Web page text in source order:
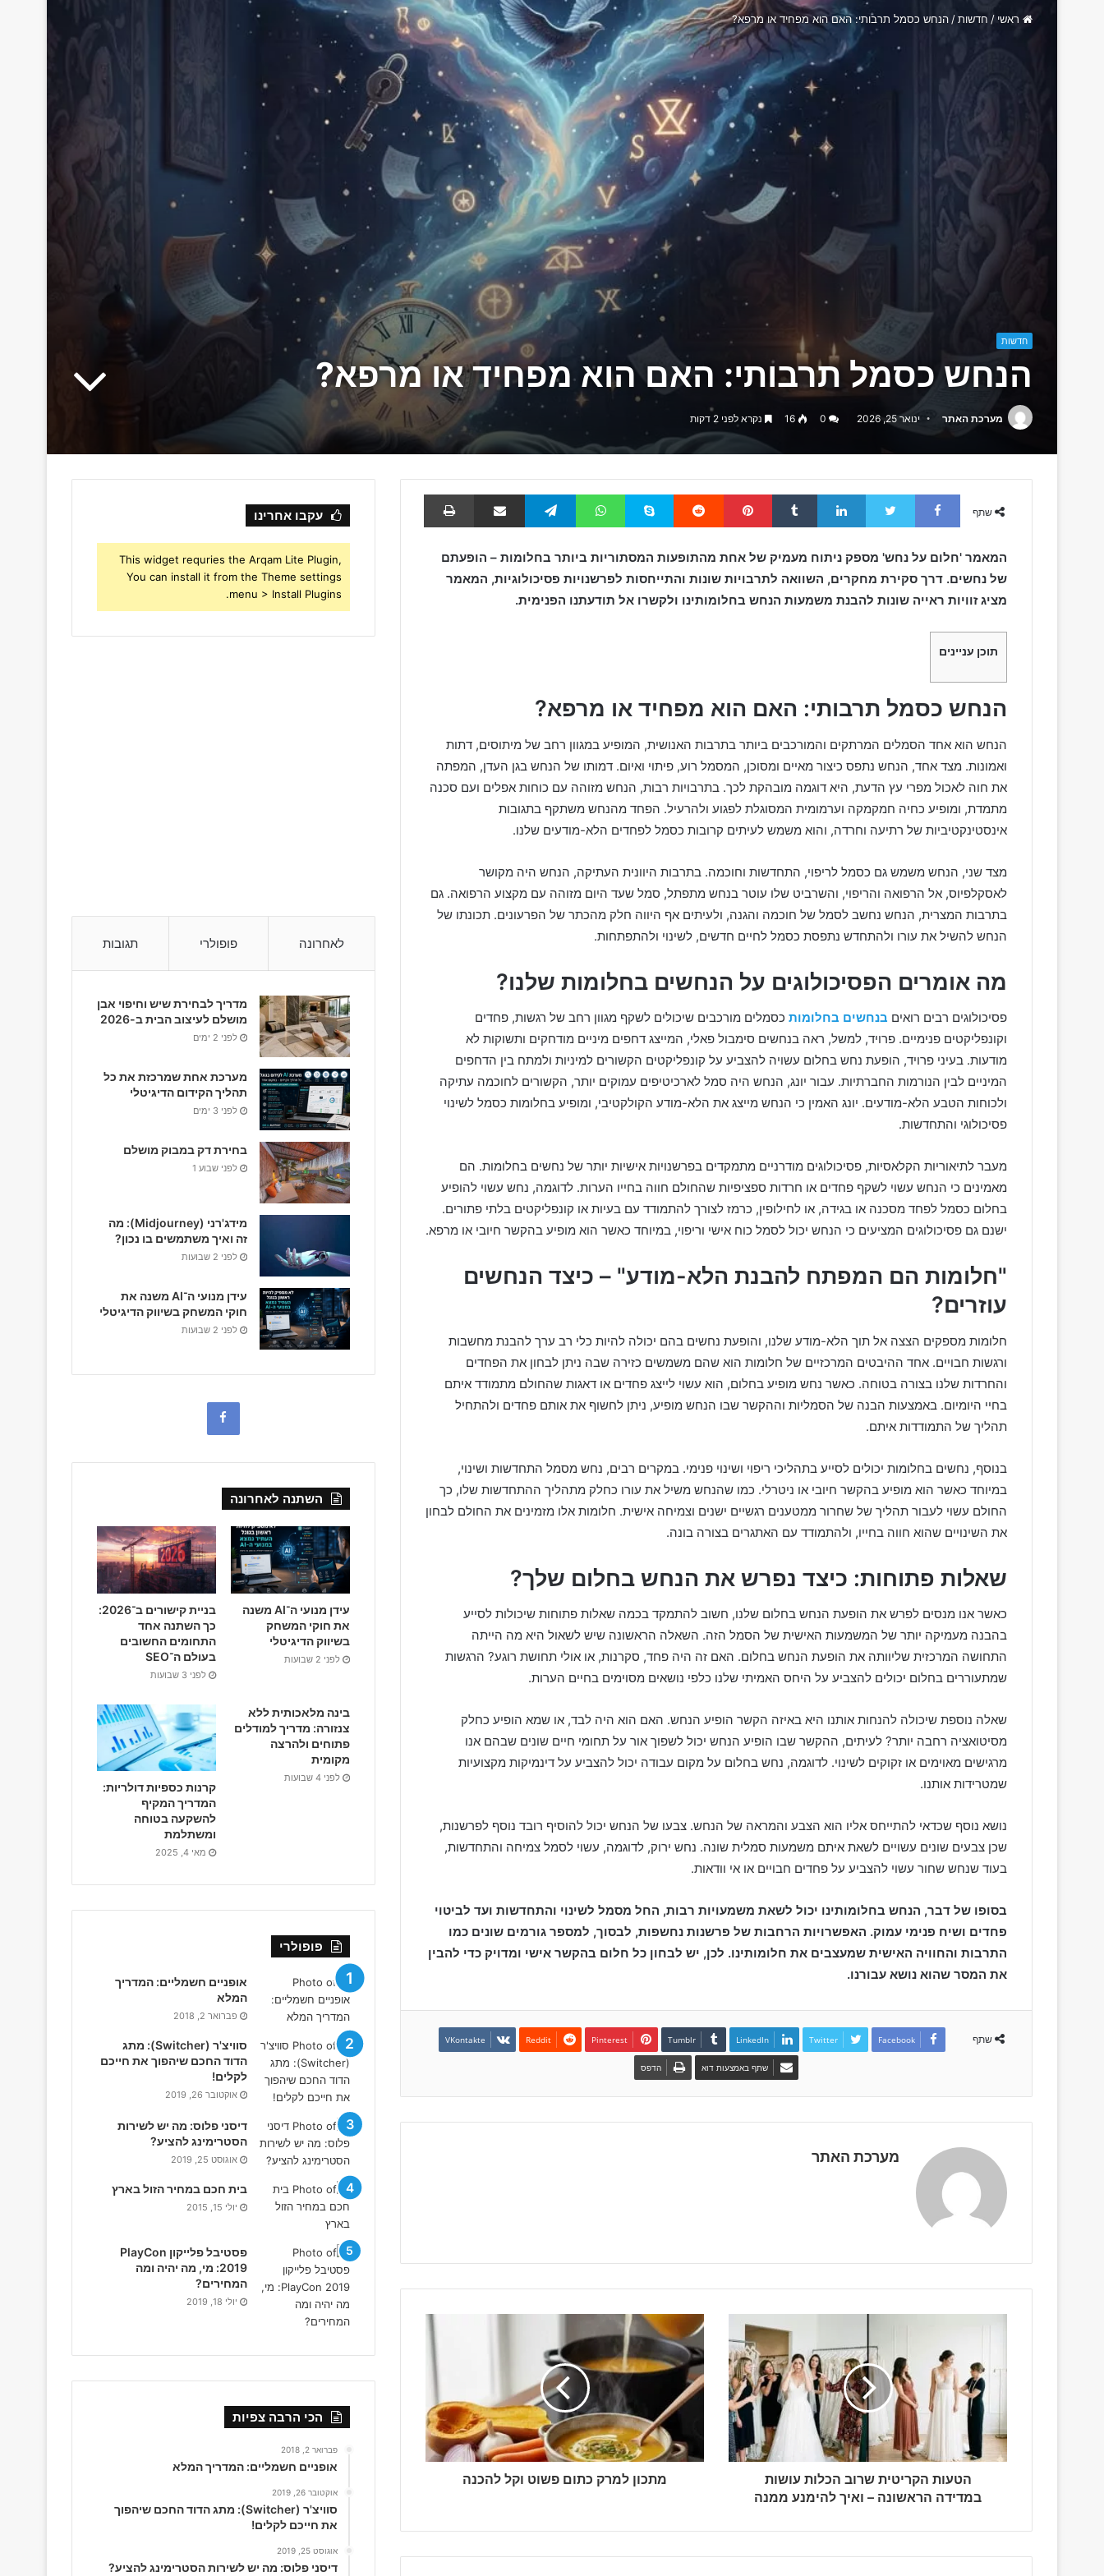
ראשי / חדשות/ הנחש כסמל תרבותי: האם הוא מפחיד או מרפא?
חדשות
הנחש כסמל תרבותי: האם הוא מפחיד או מרפא?
מערכת האתר ינואר 25, 2026 0
16 נקרא לפני 2 דקות
שתף
Facebook
Twitter
LinkedIn
Tumblr
Pinterest
Reddit
Skype
WhatsApp
Telegram שתף באמצעות דוא
המאמר 'חלום על נחש' מספק ניתוח מעמיק של אחת מהתופעות המסתוריות ביותר בחלומות – הופעתם
של נחשים. דרך סקירת מחקרים, השוואה לתרבויות שונות והתייחסות לפרשנויות פסיכולוגיות, המאמר
מציג זוויות ראייה שונות להבנת משמעות הנחש בחלומותינו ולקשרו אל תודעתנו הפנימית.
תוכן עניינים
הנחש כסמל תרבותי: האם הוא מפחיד או מרפא?
הנחש הוא אחד הסמלים המרתקים והמורכבים ביותר בתרבות האנושית, המופיע במגוון רחב של מיתוסים, דתות
ואמונות. מצד אחד, הנחש נתפס כיצור מאיים ומסוכן, המסמל רוע, פיתוי ואיום. דמותו של הנחש בגן העדן, המפתה
את חוה לאכול מפרי עץ הדעת, היא דוגמה מובהקת לכך. בתרבויות רבות, הנחש מזוהה עם כוחות אפלים ועם סכנה
מתמדת, ומופיע כחיה חמקמקה וערמומית המסוגלת לפגוע ולהרעיל. הפחד מהנחש משתקף בתגובות
אינסטינקטיביות של רתיעה וחרדה, והוא משמש לעיתים קרובות כסמל לפחדים הלא-מודעים שלנו.
מצד שני, הנחש משמש גם כסמל לריפוי, התחדשות וחוכמה. בתרבות היוונית העתיקה, הנחש היה מקושר
לאסקלפיוס, אל הרפואה והריפוי, והשרביט שלו עוטר בנחש מתפתל, סמל שעד היום מזוהה עם מקצוע הרפואה. גם
בתרבות המצרית, הנחש נחשב לסמל של חוכמה והגנה, ולעיתים אף היווה חלק מהכתר של הפרעונים. תכונתו של
הנחש להשיל את עורו ולהתחדש נתפסת כסמל לחיים חדשים, לשינוי ולהתפתחות.
מה אומרים הפסיכולוגים על הנחשים בחלומות שלנו?
פסיכולוגים רבים רואים בנחשים בחלומות כסמלים מורכבים שיכולים לשקף מגוון רחב של רגשות, פחדים
וקונפליקטים פנימיים. פרויד, למשל, ראה בנחשים סימבול פאלי, המייצג דחפים מיניים מודחקים ותשוקות לא
מודעות. בעיני פרויד, הופעת נחש בחלום עשויה להצביע על קונפליקטים הקשורים למיניות ולמתח בין הדחפים
המיניים לבין הנורמות החברתיות. עבור יונג, הנחש היה סמל לארכיטיפים עמוקים יותר, הקשורים לחוכמה עתיקה
ולכוחות הטבע הלא-מודעים. יונג האמין כי הנחש מייצג את הלא-מודע הקולקטיבי, ומופיע בחלומות כסמל לשינוי
פסיכולוגי והתחדשות.
מעבר לתיאוריות הקלאסיות, פסיכולוגים מודרניים מתמקדים בפרשנויות אישיות יותר של נחשים בחלומות. הם
מאמינים כי הנחש עשוי לשקף פחדים או חרדות ספציפיות שהחולם חווה בחייו הערות. לדוגמה, נחש עשוי להופיע
בחלום כסמל לפחד מסכנה או בגידה, או לחילופין, כרמז לצורך להתמודד עם בעיות או קונפליקטים בלתי פתורים.
ישנם גם פסיכולוגים המציעים כי הנחש יכול לסמל כוח אישי וריפוי, במיוחד כאשר הוא מופיע בהקשר חיובי או מרפא.
"חלומות הם המפתח להבנת הלא-מודע" – כיצד הנחשים
עוזרים?
חלומות מספקים הצצה אל תוך הלא-מודע שלנו, והופעת נחשים בהם יכולה להיות כלי רב ערך להבנת מחשבות
ורגשות חבויים. אחד ההיבטים המרכזיים של חלומות הוא שהם משמשים כזירה שבה ניתן לבחון את הפחדים
והחרדות שלנו בצורה בטוחה. כאשר נחש מופיע בחלום, הוא עשוי לייצג פחדים או דאגות שהחולם מתמודד איתם
בחיי היומיום. באמצעות הבנה של הסמליות וההקשר שבו הנחש מופיע, ניתן לחשוף את אותם פחדים ולהתחיל
תהליך של התמודדות איתם.
בנוסף, נחשים בחלומות יכולים לסייע בתהליכי ריפוי ושינוי פנימי. במקרים רבים, נחש מסמל התחדשות ושינוי,
במיוחד כאשר הוא מופיע בהקשר חיובי או ניטרלי. כמו שהנחש משיל את עורו כחלק מתהליך ההתחדשות שלו, כך
החולם עשוי לעבור תהליך של שחרור ממטענים רגשיים ישנים וצמיחה אישית. חלומות אלו מזמינים את החולם לבחון
את השינויים שהוא חווה בחייו, ולהתמודד עם האתגרים בצורה בונה.
שאלות פתוחות: כיצד נפרש את הנחש בחלום שלך?
כאשר אנו מנסים לפרש את הופעת הנחש בחלום שלנו, חשוב להתמקד בכמה שאלות פתוחות שיכולות לסייע
בהבנה מעמיקה יותר של המשמעות האישית של הסמל הזה. השאלה הראשונה שיש לשאול היא מה הייתה
התחושה המרכזית שליוותה את הופעת הנחש בחלום. האם זה היה פחד, סקרנות, או אולי תחושת רוגע? הרגשות
שמתעוררים בחלום יכולים להצביע על היחס האמיתי שלנו כלפי נושאים מסוימים בחיים הערות.
שאלה נוספת שיכולה להנחות אותנו היא באיזה הקשר הופיע הנחש. האם הוא היה לבד, או שמא הופיע כחלק
מסיטואציה רחבה יותר? לעיתים, ההקשר שבו הופיע הנחש יכול לשפוך אור על תחומי חיים שונים שבהם אנו
מרגישים מאוימים או זקוקים לשינוי. לדוגמה, נחש בחלום על מקום עבודה יכול להצביע על דינמיקות מקצועיות
שמטרידות אותנו.
נושא נוסף שכדאי להתייחס אליו הוא הצבע והמראה של הנחש. צבעו של הנחש יכול להוסיף רובד נוסף לפרשנות,
שכן צבעים שונים עשויים לשאת איתם משמעות סמלית שונה. נחש ירוק, לדוגמה, עשוי לסמל צמיחה והתחדשות,
בעוד שנחש שחור עשוי להצביע על פחדים חבויים או אי וודאות.
בסופו של דבר, הנחש בחלומותינו יכול לשאת משמעויות רבות, החל מסמל לשינוי והתחדשות ועד לביטוי
פחדים ושיח פנימי עמוק. האפשרויות הרחבות של פרשנות נחשפות, לבסוך, למספר גורמים שונים כמו
התרבות והחוויה האישית שמעצבים את חלומותינו. לכן, יש לבחון כל חלום בהקשר אישי ומדויק כדי להבין
את המסר שהוא נושא עבורנו.
שתף Facebook
Twitter
LinkedIn
Tumblr
Pinterest
Reddit
VKontakte
שתף באמצעות דוא הדפס
מערכת האתר
הטעות הקריטית שרוב הכלות עושות
במדידה הראשונה – ואיך להימנע ממנה
מתכון למרק כתום פשוט וקל להכנה
עקבו אחרינו
This widget requries the Arqam Lite Plugin,
You can install it from the Theme settings
menu > Install Plugins.
לאחרונה פופולרי תגובות
מדריך לבחירת שיש וחיפוי אבן
מושלם לעיצוב הבית ב-2026
לפני 2 ימים
מערכת אחת שמרכזת את כל
תהליך הקידום הדיגיטלי
לפני 3 ימים
בחירת דק במבוק מושלם
לפני שבוע 1
מידג'רני (Midjourney): מה
זה ואיך משתמשים בו נכון?
לפני 2 שבועות
עידן מנועי ה־AI משנה את
חוקי המשחק בשיווק הדיגיטלי
לפני 2 שבועות
b
o
o
k
השתנה לאחרונה
עידן מנועי ה־AI משנה
את חוקי המשחק
בשיווק הדיגיטלי
לפני 2 שבועות
בניית קישורים ב־2026:
כך השתנה אחד
התחומים החשובים
בעולם ה־SEO
לפני 3 שבועות
בינה מלאכותית ללא
צנזורה: מדריך למודלים
פתוחים ולהרצה
מקומית
לפני 4 שבועות
קרנות כספיות דולריות:
המדריך המקיף
להשקעה בטוחה
ומשתלמת
מאי 4, 2025
פופולרי
אופניים חשמליים: המדריך
המלא
פברואר 2, 2018
סוויצ'ר (Switcher): מתג
הדוד החכם שיהפוך את חייכם
לקלים!
אוקטובר 26, 2019
דיסני פלוס: מה יש לשירות
הסטרימינג להציע?
אוגוסט 25, 2019
בית חכם במחיר הזול בארץ
יולי 15, 2015
פסטיבל פלייקון PlayCon
2019: מי, מה יהיה ומה
המחירים?
יולי 18, 2019
הכי הרבה צפיות
פברואר 2, 2018
אופניים חשמליים: המדריך המלא
אוקטובר 26, 2019
סוויצ'ר (Switcher): מתג הדוד החכם שיהפוך
את חייכם לקלים!
אוגוסט 25, 2019
דיסני פלוס: מה יש לשירות הסטרימינג להציע?